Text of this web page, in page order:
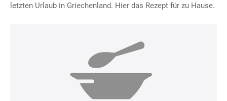
letzten Urlaub in Griechenland. Hier das Rezept für zu Hause.